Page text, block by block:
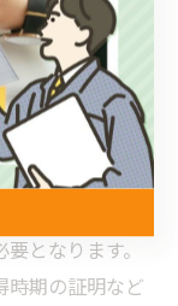
、下記のガイ
やり方と申告
となります。
時期の証明など